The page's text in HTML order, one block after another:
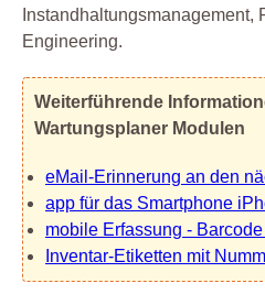
Instandhaltungsmanagement,
Engineering.
Weiterführende
Wartungsplaner Modulen
eMail-Erinnerung an den
app für das Smartphone
mobile Erfassung -
Inventar-Etiketten mit